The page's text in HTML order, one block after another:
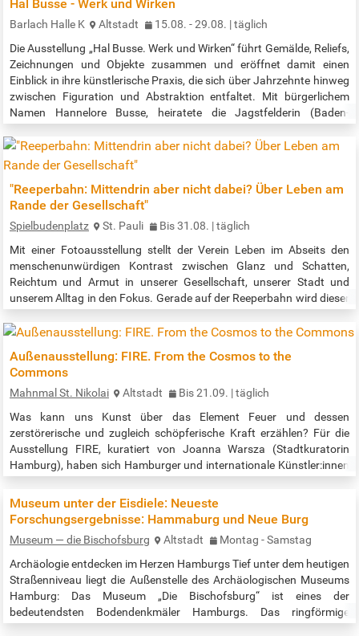
Hal Busse - Werk und Wirken
Barlach Halle K Altstadt
15.08. - 29.08. | täglich
Die Ausstellung „Hal Busse. Werk und Wirken“ führt Gemälde, Reliefs,
Zeichnungen und Objekte zusammen und eröffnet damit einen
Einblick in ihre künstlerische Praxis, die sich über Jahrzehnte hinweg
zwischen Figuration und Abstraktion entfaltet. Mit bürgerlichem
Namen Hannelore Busse, heiratete die Jagstfelderin (Baden-
Familie in Hamburg, da Bendixen Professor am Lerchenfeld (HFBK)
wurde. …
"Reeperbahn: Mittendrin aber nicht dabei? Über Leben am
Rande der Gesellschaft"
Spielbudenplatz St. Pauli
Bis 31.08. | täglich
Mit einer Fotoausstellung stellt der Verein Leben im Abseits den
menschenunwürdigen Kontrast zwischen Glanz und Schatten,
Reichtum und Armut in unserer Gesellschaft, unserer Stadt und
unserem Alltag in den Fokus. Gerade auf der Reeperbahn wird dieser
Geschäftstreibenden begegnet man obdachlosen Menschen, die mit
Glanzes ihren schweren…
Außenausstellung: FIRE. From the Cosmos to the
Commons
Mahnmal St. Nikolai Altstadt
Bis 21.09. | täglich
Was kann uns Kunst über das Element Feuer und dessen
zerstörerische und zugleich schöpferische Kraft erzählen? Für die
Ausstellung FIRE, kuratiert von Joanna Warsza (Stadtkuratorin
Hamburg), haben sich Hamburger und internationale Künstler:innen
Weise in Kunstwerken verarbeitet. Die zeitgenössischen Werke
setzen sich dabei mit den politischen, ökologischen und spirituellen
Dimensionen von…
Museum unter der Eisdiele: Neueste
Forschungsergebnisse: Hammaburg und Neue Burg
Museum — die Bischofsburg Altstadt
Montag - Samstag
Archäologie entdecken im Herzen Hamburgs Tief unter dem heutigen
Straßenniveau liegt die Außenstelle des Archäologischen Museums
Hamburg: Das Museum „Die Bischofsburg“ ist eines der
bedeutendsten Bodendenkmäler Hamburgs. Das ringförmige